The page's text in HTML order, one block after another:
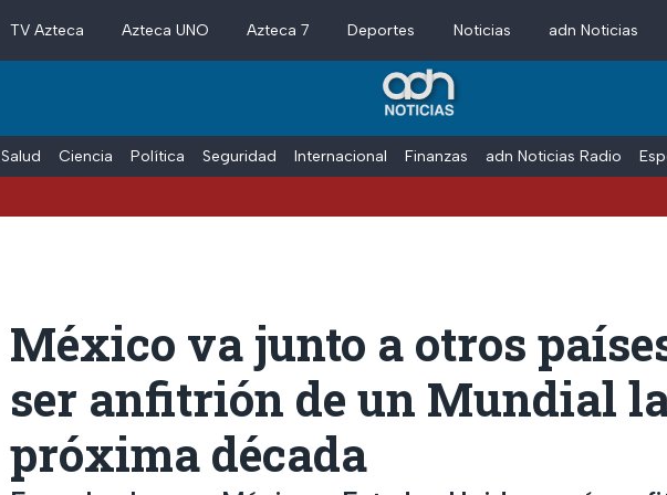
TV Azteca Azteca UNO Azteca 7 Deportes Noticias adn Noticias
Salud Ciencia Política Seguridad Internacional Finanzas adn Noticias Radio
México va junto a otros
ser anfitrión de un Mundial
próxima década